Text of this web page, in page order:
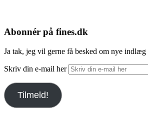
Abonnér på fines.dk
Ja tak, jeg vil gerne få besked om nye indlæg
Skriv din e-mail her
Tilmeld!